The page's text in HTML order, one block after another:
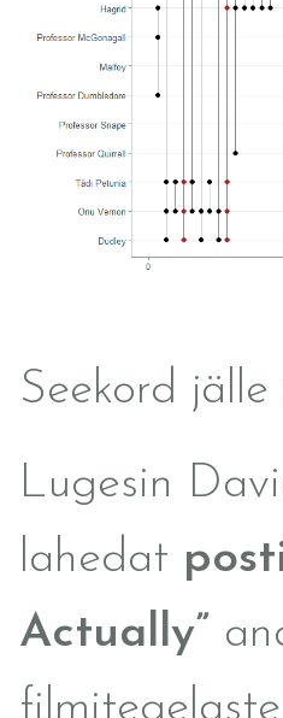
Seekord
Lugesin
lahedat
Actually”